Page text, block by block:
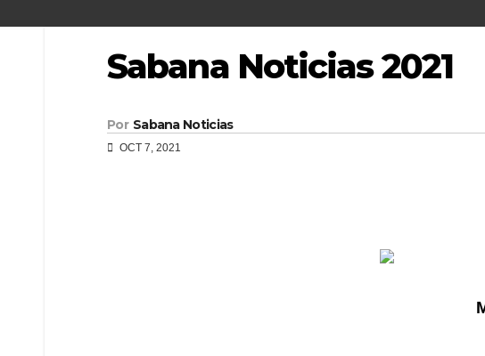
Sabana Noticias 2021
Por Sabana Noticias
OCT 7, 2021